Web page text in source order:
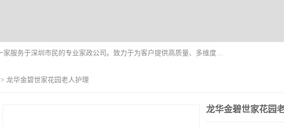
深圳市柏林家政有限公司是一家服务于深圳市民的专业家政公司。致力于为客户提供高质量、多维度的家庭服务，包括养老、母婴、月嫂育婴早教、康复理疗、家电清洗和保洁等方面的专业服务。
> 龙华金碧世家花园老人护理
龙华金碧世家花园